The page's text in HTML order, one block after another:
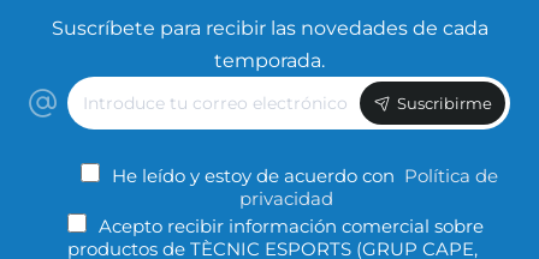
Suscríbete para recibir las novedades de cada
temporada.
Introduce
tu
correo
Suscribirme
He leído y estoy de acuerdo con Política de
privacidad
Acepto recibir información comercial sobre
productos de TÈCNIC ESPORTS (GRUP CAPE,